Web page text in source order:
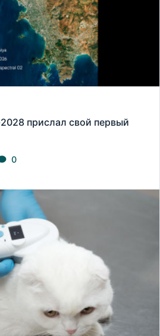
прислал свой первый
0